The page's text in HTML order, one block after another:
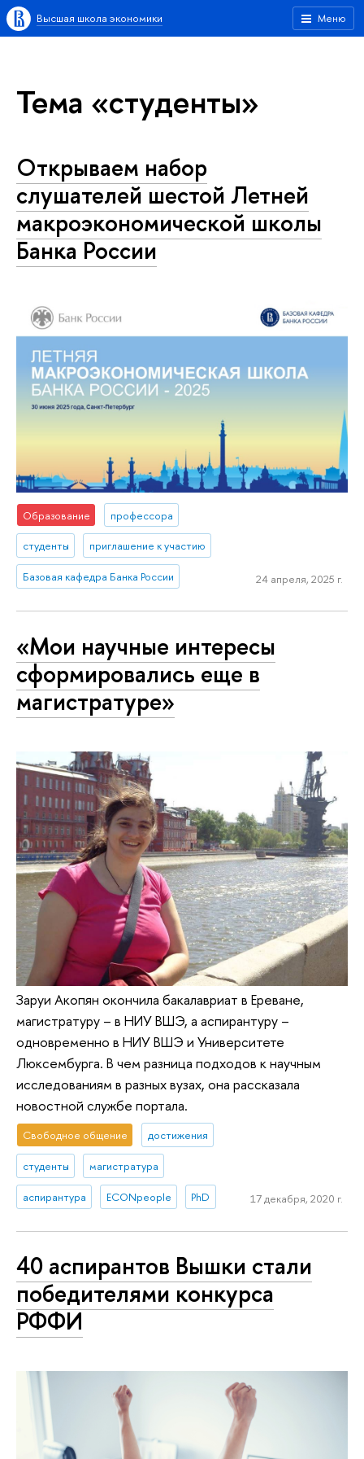
Меню
Высшая школа экономики
Тема «студенты»
Открываем набор
слушателей шестой Летней
макроэкономической школы
Банка России
Образование профессора
студенты приглашение к участию
Базовая кафедра Банка России 24 апреля, 2025 г.
«Мои научные интересы
сформировались еще в
магистратуре»
Заруи Акопян окончила бакалавриат в Ереване,
магистратуру – в НИУ ВШЭ, а аспирантуру –
одновременно в НИУ ВШЭ и Университете
Люксембурга. В чем разница подходов к научным
исследованиям в разных вузах, она рассказала
новостной службе портала.
Свободное общение достижения
студенты магистратура
аспирантура ECONpeople PhD 17 декабря, 2020 г.
40 аспирантов Вышки стали
победителями конкурса
РФФИ